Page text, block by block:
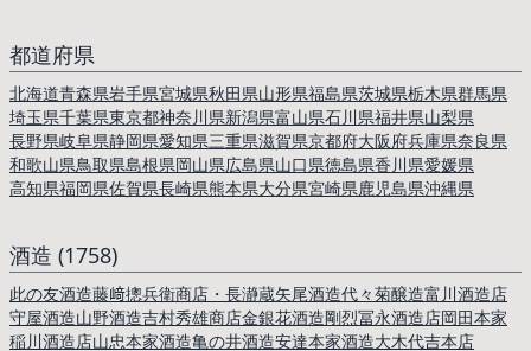
都道府県
北海道青森県岩手県宮城県秋田県山形県福島県茨城県栃木県群馬県
埼玉県千葉県東京都神奈川県新潟県富山県石川県福井県山梨県
長野県岐阜県静岡県愛知県三重県滋賀県京都府大阪府兵庫県奈良県
和歌山県鳥取県島根県岡山県広島県山口県徳島県香川県愛媛県
高知県福岡県佐賀県長崎県熊本県大分県宮崎県鹿児島県沖縄県
酒造 (1758)
此の友酒造藤﨑摠兵衛商店・長瀞蔵矢尾酒造代々菊醸造富川酒造店
守屋酒造山野酒造吉村秀雄商店金銀花酒造剛烈冨永酒造店岡田本家
稲川酒造店山忠本家酒造亀の井酒造安達本家酒造大木代吉本店